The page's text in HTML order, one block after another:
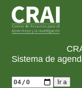
Sistema de